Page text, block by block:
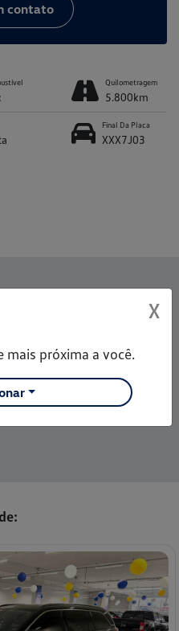
contato
Quilometragem
5.800km
Final Da Placa
XXX7J03
X
mais próxima a você.